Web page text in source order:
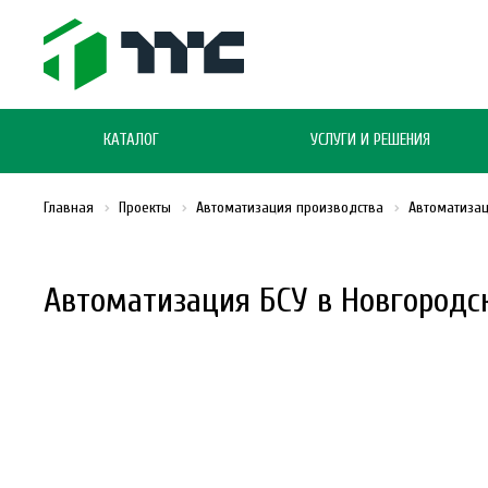
КАТАЛОГ УСЛУГИ И РЕШЕНИЯ
Автоматизация БСУ в
Главная Проекты Автоматизация производства